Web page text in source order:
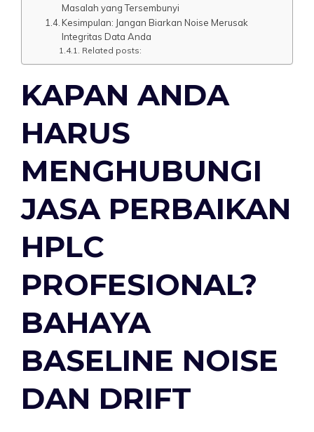
Masalah yang Tersembunyi
Kesimpulan: Jangan Biarkan Noise Merusak
Integritas Data Anda
Related posts:
KAPAN ANDA
HARUS
MENGHUBUNGI
JASA PERBAIKAN
HPLC
PROFESIONAL?
BAHAYA
BASELINE NOISE
DAN DRIFT